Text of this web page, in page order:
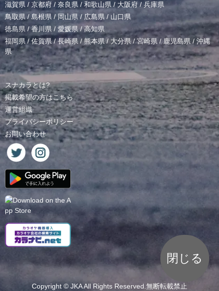
滋賀県 / 京都府 / 奈良県 / 和歌山県/ 大阪府 /兵庫県
鳥取県/ 島根県 /岡山県/ 広島県 / 山口県
徳島県 /香川県 / 愛媛県/高知県
福岡県/佐賀県/長崎県 /熊本県/ 大分県/宮崎県 /鹿児島県 / 沖縄
県
スナカラとは?
掲載希望の方はこちら
運営組織
プライバシーポリシー
お問い合わせ
Copyright © JKAAll Rights Reserved.無断転載禁止
閉じる